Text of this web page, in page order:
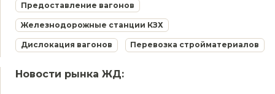
Предоставление вагонов
Железнодорожные станции КЗХ
Дислокация вагонов Перевозка стройматериалов
Новости рынка ЖД: